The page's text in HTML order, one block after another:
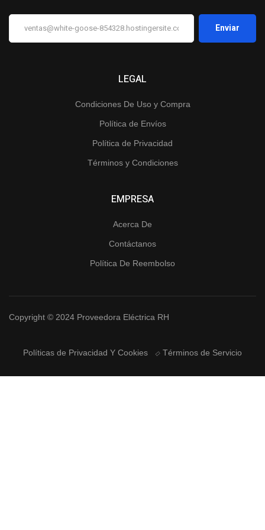
LEGAL
Condiciones De Uso y Compra
Política de Envíos
Política de Privacidad
Términos y Condiciones
EMPRESA
Acerca De
Contáctanos
Política De Reembolso
Copyright © 2024 Proveedora Eléctrica RH
Políticas de Privacidad Y Cookies Términos de Servicio